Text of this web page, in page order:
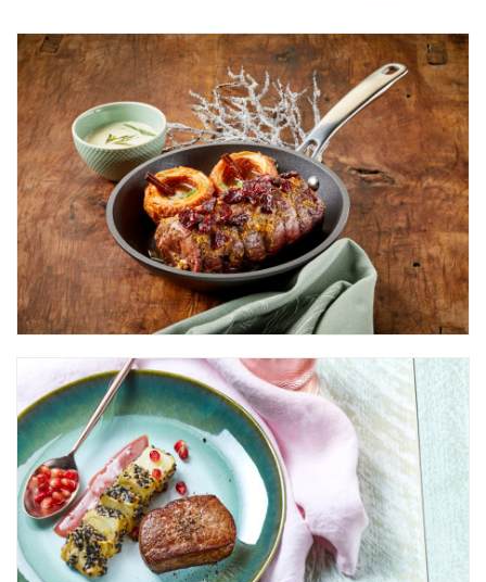
Hacheevlees
Vang
Hacheevlees
Hals
Hacheevlees
Onderrib
Hamburger
Schouder
Klapstuk
Klaprib
Koetsierstuk
Dunne Lende
Kogelbiefstuk
Kogelbiefstuk
Spierstuk
Magere runderlap
Schouder
Mergpijp
Schenkel
Ossenhaas
Ossenhaas